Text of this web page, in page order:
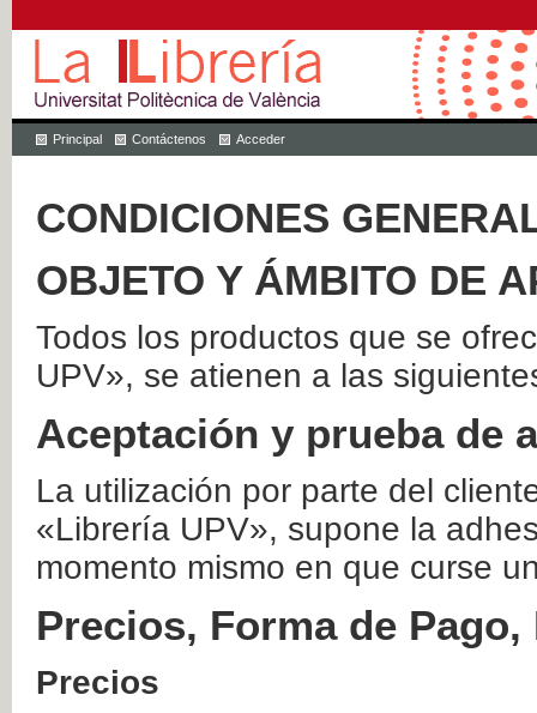
Principal Contáctenos Acceder
CONDICIONES
OBJETO Y ÁMBITO DE
Todos los productos que se
UPV», se atienen a las
Aceptación y prueba de
La utilización por parte del
«Librería UPV», supone la
momento mismo en que curse
Precios, Forma de
Precios